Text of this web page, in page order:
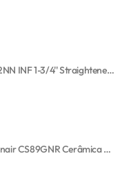
Chapinha Conair CS812NN INF 1-3/4'' Straightener RSE/GLD TGT
Chapinha Alisadora Conair CS89GNR Cerâmica Turmalina 25MM Bivolt